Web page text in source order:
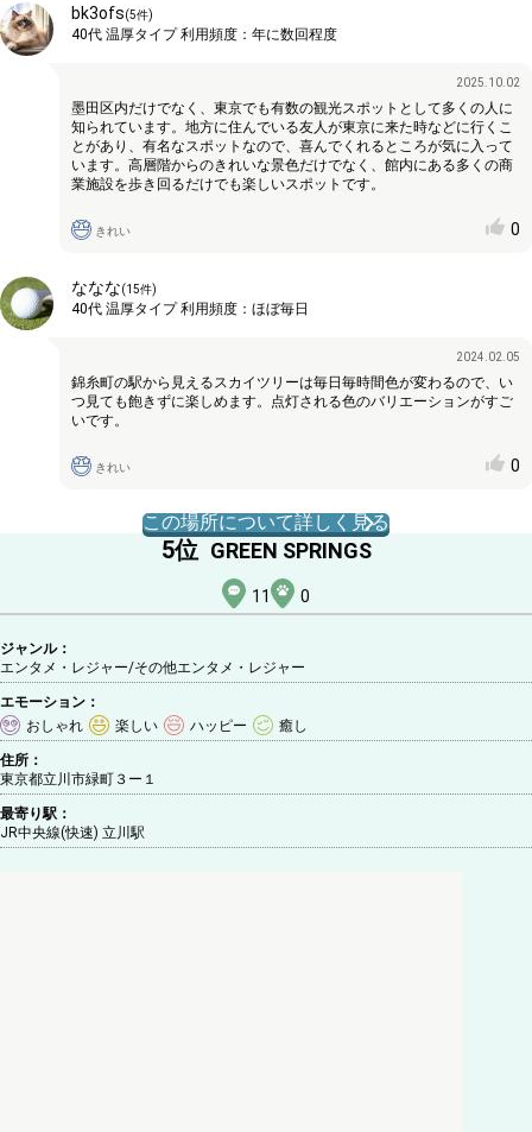
bk3ofs(5件)
40代 温厚タイプ利用頻度： 年に数回程度
2025.10.02
墨田区内だけでなく、東京でも有数の観光スポットとして多くの人に
知られています。地方に住んでいる友人が東京に来た時などに行くこ
とがあり、有名なスポットなので、喜んでくれるところが気に入って
います。高層階からのきれいな景色だけでなく、館内にある多くの商
業施設を歩き回るだけでも楽しいスポットです。
きれい 0
ななな(15件)
40代 温厚タイプ利用頻度： ほぼ毎日
2024.02.05
錦糸町の駅から見えるスカイツリーは毎日毎時間色が変わるので、い
つ見ても飽きずに楽しめます。点灯される色のバリエーションがすご
いです。
きれい 0
この場所について詳しく見る
5位 GREEN SPRINGS
11 0
ジャンル：
エンタメ・レジャー/その他エンタメ・レジャー
エモーション：
おしゃれ
楽しい ハッピー 癒し
住所：
東京都立川市緑町３ー１
最寄り駅：
JR中央線(快速) 立川駅